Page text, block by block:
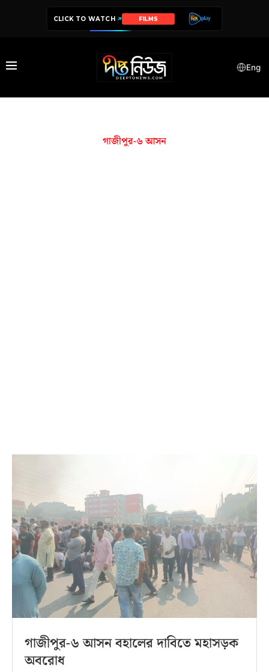
CLICK TO WATCH FILMS
Eng
গাজীপুর-৬ আসন
গাজীপুর-৬ আসন বহালের দাবিতে মহাসড়ক
অবরোধ